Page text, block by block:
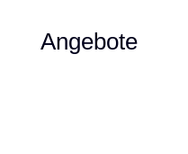
Angebote